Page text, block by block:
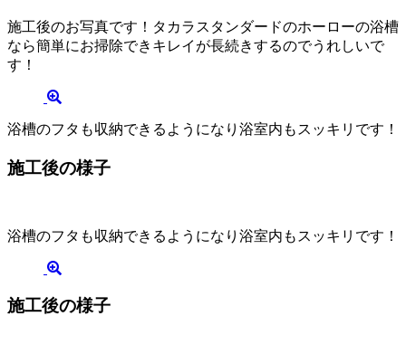
施工後のお写真です！タカラスタンダードのホーローの浴槽
なら簡単にお掃除できキレイが長続きするのでうれしいで
す！
浴槽のフタも収納できるようになり浴室内もスッキリです！
施工後の様子
浴槽のフタも収納できるようになり浴室内もスッキリです！
施工後の様子